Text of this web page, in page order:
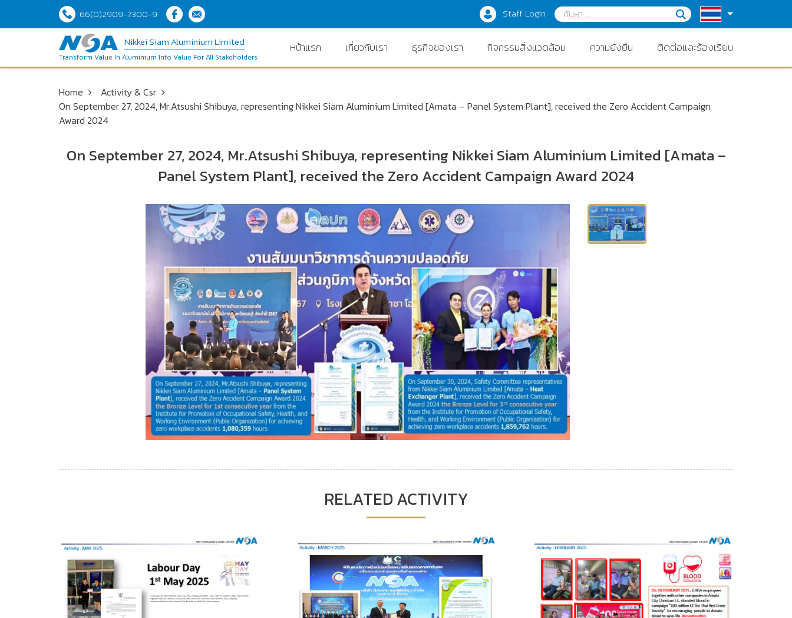
66(0)2909-7300-9 Staff Login
Nikkei Siam Aluminium Limited
Transform Value In Aluminium Into Value For All Stakeholders
หน้าแรก เกี่ยวกับเรา ธุรกิจของเรา กิจกรรมสิ่งแวดล้อม ความยั่งยืน ติดต่อและร้องเรียน
Home
Activity & Csr
On September 27, 2024, Mr.Atsushi Shibuya, representing Nikkei Siam Aluminium Limited [Amata – Panel System Plant], received the Zero Accident Campaign
Award 2024
On September 27, 2024, Mr.Atsushi Shibuya, representing Nikkei Siam Aluminium Limited [Amata –
Panel System Plant], received the Zero Accident Campaign Award 2024
RELATED ACTIVITY